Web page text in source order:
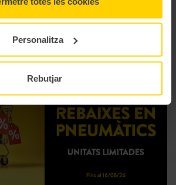
Personalitza
Rebutjar